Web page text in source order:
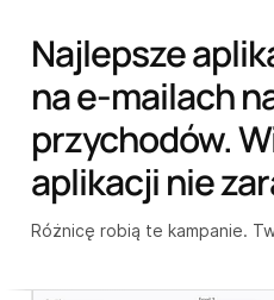
Najlepsze
na e-mailach
przychodów.
aplikacji nie
Różnicę robią te kampanie.